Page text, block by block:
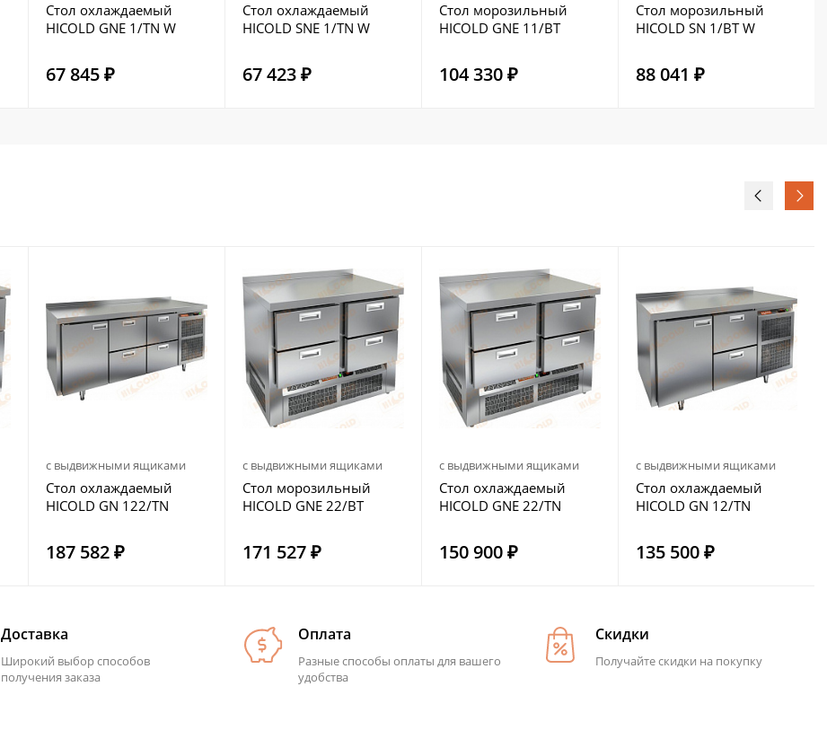
Стол охлаждаемый
HICOLD GNE 1/TN W
67 845 ₽
Стол охлаждаемый
HICOLD SNE 1/TN W
67 423 ₽
Стол морозильный
HICOLD GNE 11/BT
104 330 ₽
Стол морозильный
HICOLD SN 1/BT W
88 041 ₽
с выдвижными ящиками
Стол охлаждаемый
HICOLD GN 122/TN
187 582 ₽
с выдвижными ящиками
Стол морозильный
HICOLD GNE 22/BT
171 527 ₽
с выдвижными ящиками
Стол охлаждаемый
HICOLD GNE 22/TN
150 900 ₽
с выдвижными ящиками
Стол охлаждаемый
HICOLD GN 12/TN
135 500 ₽
Доставка
Широкий выбор способов
получения заказа
Оплата
Разные способы оплаты для вашего
удобства
Скидки
Получайте скидки на покупку